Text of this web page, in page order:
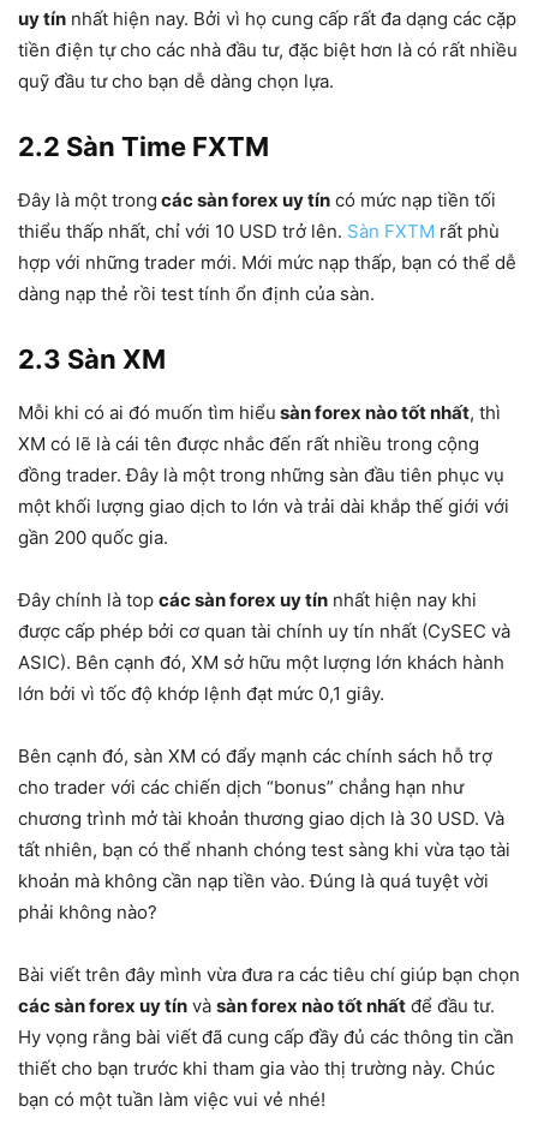
uy tín nhất hiện nay. Bởi vì họ cung cấp rất đa dạng các cặp
tiền điện tự cho các nhà đầu tư, đặc biệt hơn là có rất nhiều
quỹ đầu tư cho bạn dễ dàng chọn lựa.
2.2 Sàn Time FXTM
Đây là một trong các sàn forex uy tín có mức nạp tiền tối
thiểu thấp nhất, chỉ với 10 USD trở lên. Sàn FXTM rất phù
hợp với những trader mới. Mới mức nạp thấp, bạn có thể dễ
dàng nạp thẻ rồi test tính ổn định của sàn.
2.3 Sàn XM
Mỗi khi có ai đó muốn tìm hiểu sàn forex nào tốt nhất, thì
XM có lẽ là cái tên được nhắc đến rất nhiều trong cộng
đồng trader. Đây là một trong những sàn đầu tiên phục vụ
một khối lượng giao dịch to lớn và trải dài khắp thế giới với
gần 200 quốc gia.
Đây chính là top các sàn forex uy tín nhất hiện nay khi
được cấp phép bởi cơ quan tài chính uy tín nhất (CySEC và
ASIC). Bên cạnh đó, XM sở hữu một lượng lớn khách hành
lớn bởi vì tốc độ khớp lệnh đạt mức 0,1 giây.
Bên cạnh đó, sàn XM có đẩy mạnh các chính sách hỗ trợ
cho trader với các chiến dịch “bonus” chẳng hạn như
chương trình mở tài khoản thương giao dịch là 30 USD. Và
tất nhiên, bạn có thể nhanh chóng test sàng khi vừa tạo tài
khoản mà không cần nạp tiền vào. Đúng là quá tuyệt vời
phải không nào?
Bài viết trên đây mình vừa đưa ra các tiêu chí giúp bạn chọn
các sàn forex uy tín và sàn forex nào tốt nhất để đầu tư.
Hy vọng rằng bài viết đã cung cấp đầy đủ các thông tin cần
thiết cho bạn trước khi tham gia vào thị trường này. Chúc
bạn có một tuần làm việc vui vẻ nhé!